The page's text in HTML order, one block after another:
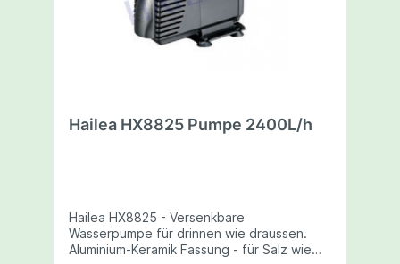
Hailea HX8825 Pumpe 2400L/h
Hailea HX8825 - Versenkbare
Wasserpumpe für drinnen wie draussen.
Aluminium-Keramik Fassung - für Salz wie